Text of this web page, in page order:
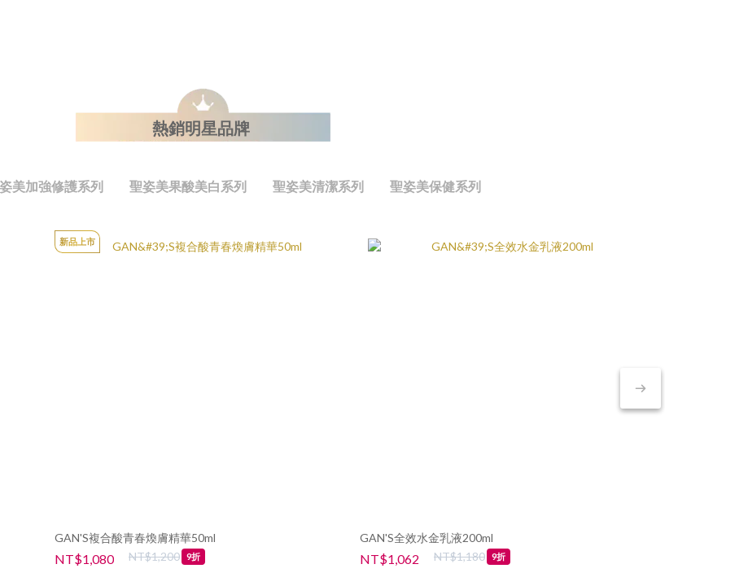
熱銷明星品牌
美加強修護系列 聖姿美果酸美白系列 聖姿美清潔系列 聖姿美保健系列
新品上市
GAN'S複合酸青春煥膚精華50ml
NT$1,080 NT$1,200 9折
GAN'S全效水金乳液200ml
NT$1,062 NT$1,180 9折